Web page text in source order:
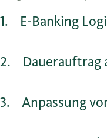
1 E-Banking
2 Dauerauftrag
3 Anpassung